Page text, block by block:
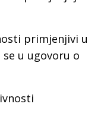
primjenjivi u
u ugovoru o